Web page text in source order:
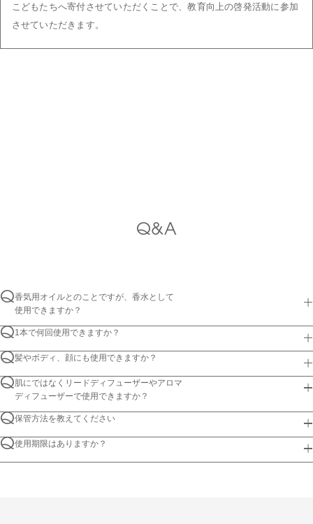
こどもたちへ寄付させていただくことで、教育向上の啓発活動に参加
させていただきます。
Q&A
Q香気用オイルとのことですが、香水として
使用できますか？
Q1本で何回使用できますか？
Q髪やボディ、顔にも使用できますか？
Q肌にではなくリードディフューザーやアロマ
ディフューザーで使用できますか？
Q保管方法を教えてください
Q使用期限はありますか？